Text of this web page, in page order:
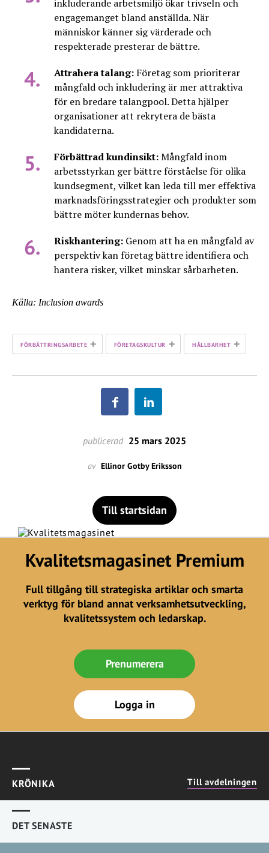
inkluderande arbetsmiljö ökar trivseln och
engagemanget bland anställda. När
människor känner sig värderade och
respekterade presterar de bättre.
Attrahera talang: Företag som prioriterar
mångfald och inkludering är mer attraktiva
för en bredare talangpool. Detta hjälper
organisationer att rekrytera de bästa
kandidaterna.
Förbättrad kundinsikt:Mångfald inom
arbetsstyrkan ger bättre förståelse för olika
kundsegment, vilket kan leda till mer effektiva
marknadsföringsstrategier och produkter som
bättre möter kundernas behov.
Riskhantering: Genom att ha en mångfald av
perspektiv kan företag bättre identifiera och
hantera risker, vilket minskar sårbarheten.
Källa: Inclusion awards
FÖRBÄTTRINGSARBETE + FÖRETAGSKULTUR + HÅLLBARHET +
publicerad 25 mars 2025
av Ellinor Gotby Eriksson
Till startsidan
Kvalitetsmagasinet Premium
Full tillgång till strategiska artiklar och smarta
verktyg för bland annat verksamhetsutveckling,
kvalitetssystem och ledarskap.
Prenumerera
Logga in
KRÖNIKA Till avdelningen
DET SENASTE